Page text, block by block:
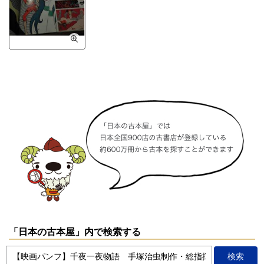
「日本の古本屋」内で検索する